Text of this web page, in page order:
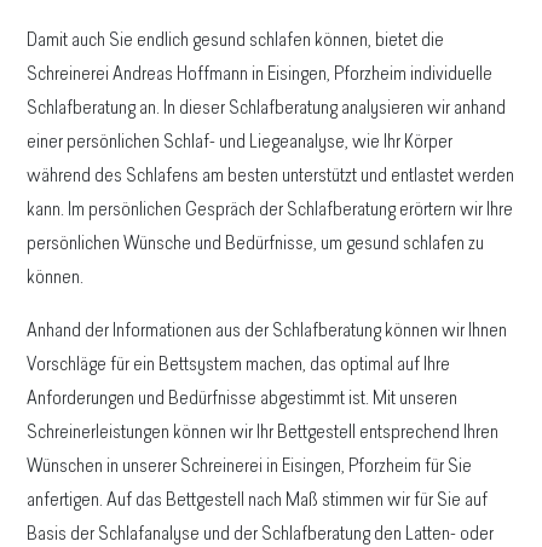
Damit auch Sie endlich gesund schlafen können, bietet die
Schreinerei Andreas Hoffmann in Eisingen, Pforzheim individuelle
Schlafberatung an. In dieser Schlafberatung analysieren wir anhand
einer persönlichen Schlaf- und Liegeanalyse, wie Ihr Körper
während des Schlafens am besten unterstützt und entlastet werden
kann. Im persönlichen Gespräch der Schlafberatung erörtern wir Ihre
persönlichen Wünsche und Bedürfnisse, um gesund schlafen zu
können.
Anhand der Informationen aus der Schlafberatung können wir Ihnen
Vorschläge für ein Bettsystem machen, das optimal auf Ihre
Anforderungen und Bedürfnisse abgestimmt ist. Mit unseren
Schreinerleistungen können wir Ihr Bettgestell entsprechend Ihren
Wünschen in unserer Schreinerei in Eisingen, Pforzheim für Sie
anfertigen. Auf das Bettgestell nach Maß stimmen wir für Sie auf
Basis der Schlafanalyse und der Schlafberatung den Latten- oder